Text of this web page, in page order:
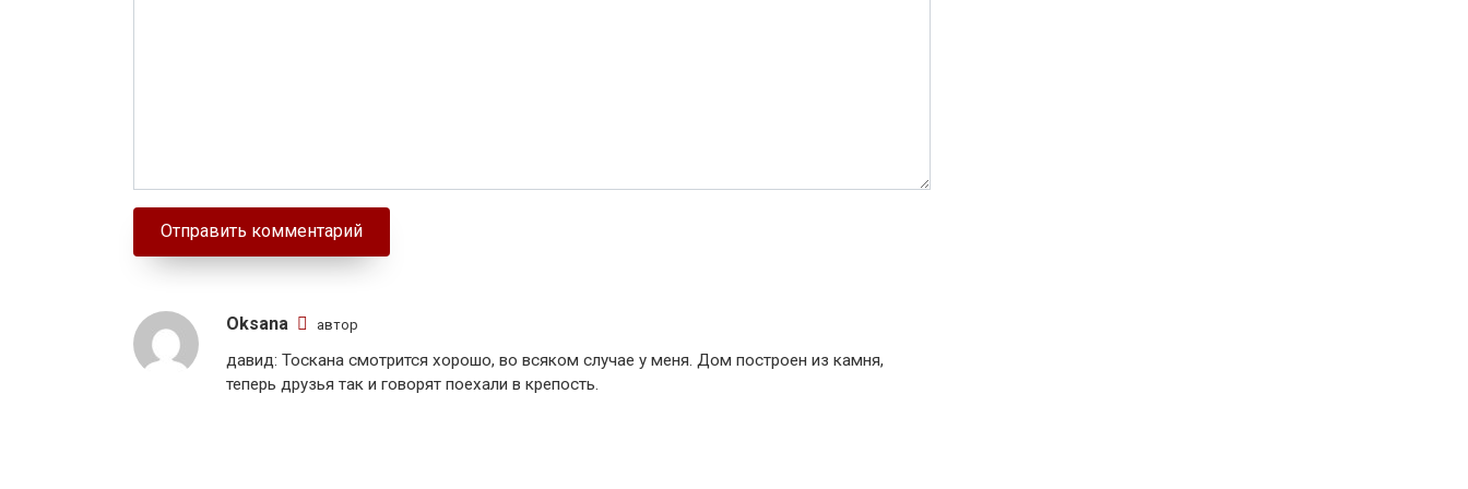
Oksana автор
давид: Тоскана смотрится хорошо, во всяком случае у меня. Дом построен из камня,
теперь друзья так и говорят поехали в крепость.